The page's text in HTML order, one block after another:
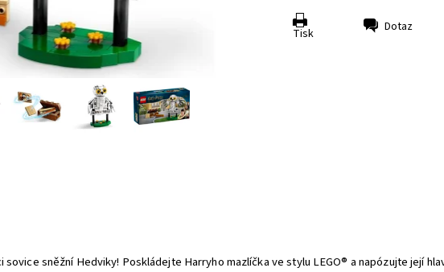
Tisk Dotaz
sněžní Hedviky! Poskládejte Harryho mazlíčka ve stylu LEGO® a napózujte její